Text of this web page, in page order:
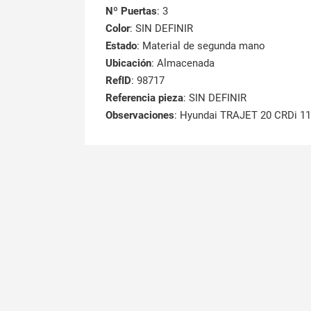
Nº Puertas: 3
Color: SIN DEFINIR
Estado: Material de segunda mano
Ubicación: Almacenada
RefID: 98717
Referencia pieza: SIN DEFINIR
Observaciones: Hyundai TRAJET 20 CRDi